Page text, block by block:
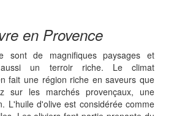
en Provence
sont de magnifiques paysages et
un terroir riche. Le climat
fait une région riche en saveurs que
sur les marchés provençaux, une
L'huile d'olive est considérée comme